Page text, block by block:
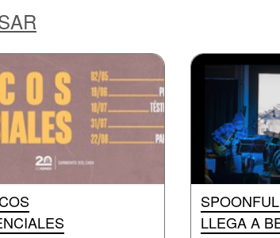
LLEGA A